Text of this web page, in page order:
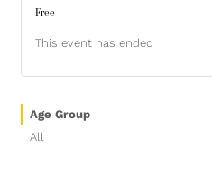
Free
This event has ended
Age Group
All